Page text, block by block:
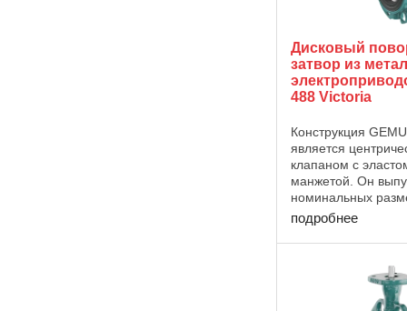
Дисковый
затвор из
488 Victoria
Конструкция
является
клапаном с
манжетой. Он
номинальных
600 и с
корпуса
U). Управление
Victoria с
подробнее